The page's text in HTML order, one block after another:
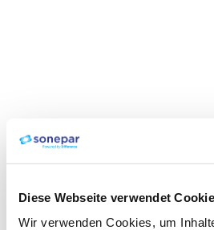
Diese Webseite verwendet
Wir verwenden Cookies, um